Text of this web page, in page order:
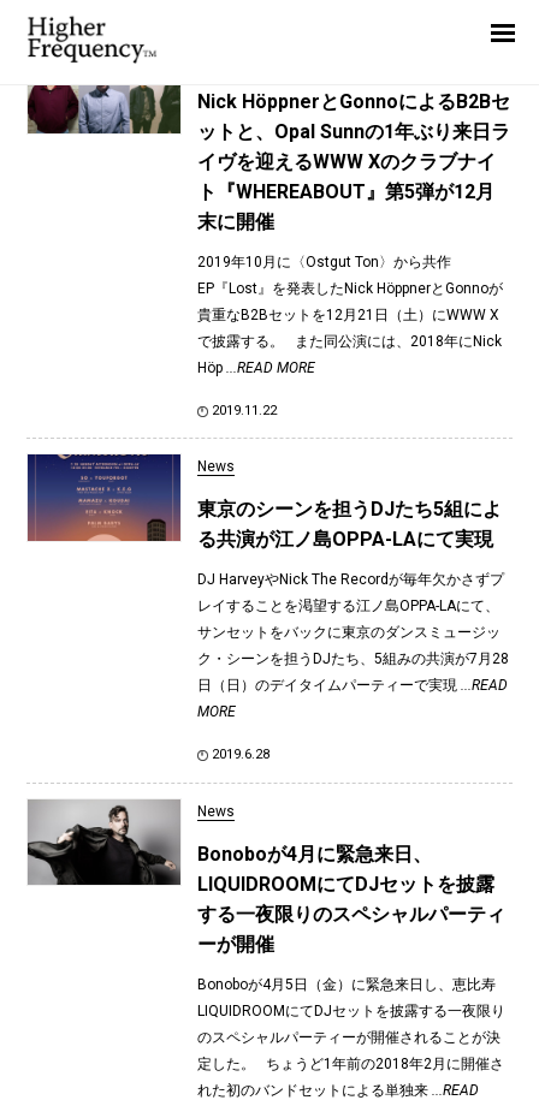
TAG: PALM BABYS
Nick HöppnerとGonnoによるB2Bセ
ットと、Opal Sunnの1年ぶり来日ラ
イヴを迎えるWWW Xのクラブナイ
ト『WHEREABOUT』第5弾が12月
末に開催
2019年10月に〈Ostgut Ton〉から共作
EP『Lost』を発表したNick HöppnerとGonnoが
貴重なB2Bセットを12月21日（土）にWWW X
で披露する。 また同公演には、2018年にNick
Höp ...READ MORE
2019.11.22
News
東京のシーンを担うDJたち5組によ
る共演が江ノ島OPPA-LAにて実現
DJ HarveyやNick The Recordが毎年⽋かさずプ
レイすることを渇望する江ノ島OPPA-LAにて、
サンセットをバックに東京のダンスミュージッ
ク・シーンを担うDJたち、5組みの共演が7月28
日（日）のデイタイムパーティーで実現 ...READ
MORE
2019.6.28
News
Bonoboが4月に緊急来日、
LIQUIDROOMにてDJセットを披露
する一夜限りのスペシャルパーティ
ーが開催
Bonoboが4月5日（金）に緊急来日し、恵比寿
LIQUIDROOMにてDJセットを披露する一夜限り
のスペシャルパーティーが開催されることが決
定した。 ちょうど1年前の2018年2月に開催さ
れた初のバンドセットによる単独来
...READ
News
Interview
Highlight
Report